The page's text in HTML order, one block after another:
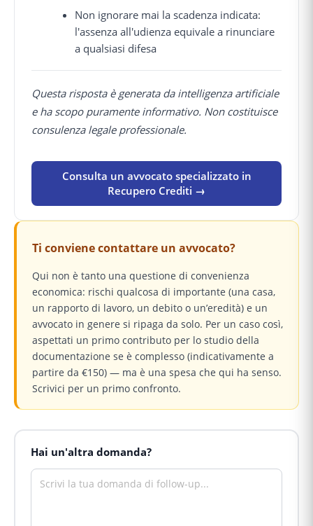
Non ignorare mai la scadenza indicata:
l'assenza all'udienza equivale a rinunciare
a qualsiasi difesa
Questa risposta è generata da intelligenza artificiale
e ha scopo puramente informativo. Non costituisce
consulenza legale professionale.
Consulta un avvocato specializzato in
Recupero Crediti →
Ti conviene contattare un avvocato?
Qui non è tanto una questione di convenienza
economica: rischi qualcosa di importante (una casa,
un rapporto di lavoro, un debito o un’eredità) e un
avvocato in genere si ripaga da solo. Per un caso così,
aspettati un primo contributo per lo studio della
documentazione se è complesso (indicativamente a
partire da €150) — ma è una spesa che qui ha senso.
Scrivici per un primo confronto.
Hai un'altra domanda?